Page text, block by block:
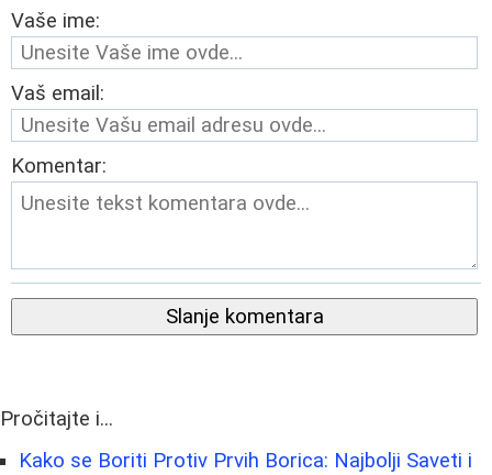
Vaše ime:
Vaš email:
Komentar:
Slanje komentara
Pročitajte i...
Kako se Boriti Protiv Prvih Borica: Najbolji Saveti i